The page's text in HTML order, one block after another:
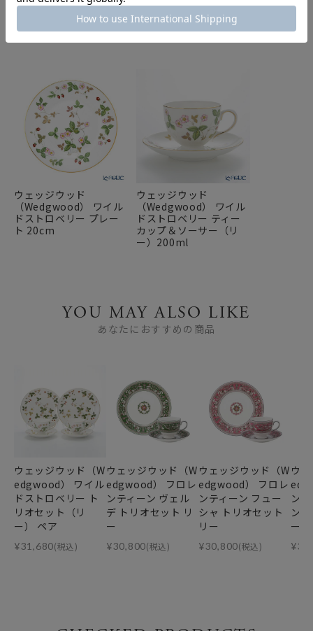
COMPONENT PRODUCTS
このセットの構成商品
ウェッジウッド
（Wedgwood） ワイル
ドストロベリー プレー
ト 20cm
ウェッジウッド
（Wedgwood） ワイル
ドストロベリー ティー
カップ＆ソーサー（リ
ー）200ml
YOU MAY ALSO LIKE
あなたにおすすめの商品
ウェッジウッド（W
edgwood） ワイル
ドストロベリー ト
リオセット（リ
ー） ペア
¥31,680(税込)
ウェッジウッド（W
edgwood） フロレ
ンティーン ヴェル
デ トリオセット リ
ー
¥30,800(税込)
ウェッジウッド（W
edgwood） フロレ
ンティーン フュー
シャ トリオセット
リー
¥30,800(税込)
ウ
ン
ン
ー
¥